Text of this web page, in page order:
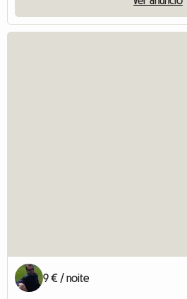
9 € / noite